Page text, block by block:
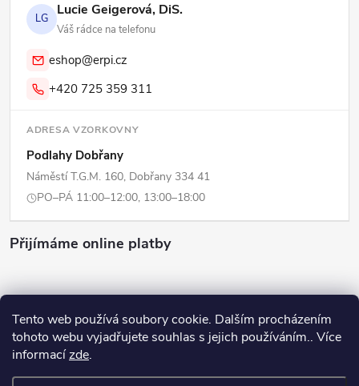
Tento web používá soubory cookie. Dalším procházením
tohoto webu vyjadřujete souhlas s jejich používáním.. Více
informacízde.
LG Lucie Geigerová, DiS.
Váš rádce na telefonu
eshop@erpi.cz
+420 725 359 311
ADRESA VZORKOVNY
Podlahy Dobřany
Náměstí T.G.M. 160, Dobřany 334 41
PO–PÁ 11:00–12:00, 13:00–18:00
Přijímáme online platby
Copyright 2026ERPI - Domov. Všechna práva vyhrazena.Upravit